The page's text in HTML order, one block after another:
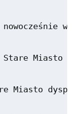
nowocześnie
Stare Miasto -
Miasto